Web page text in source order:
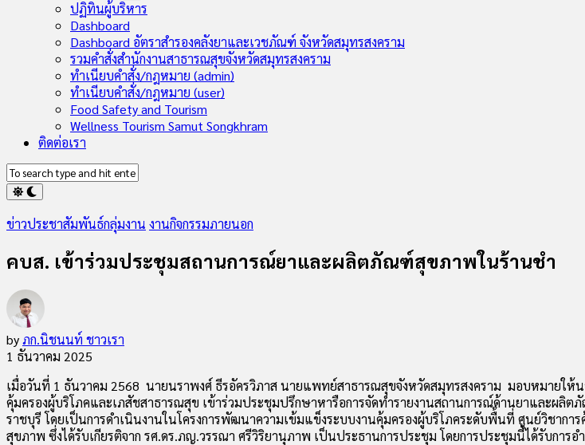
Child
Menu
ปฏิทินผู้บริหาร
Dashboard
Dashboard อัตราสำรองคลังยาและเวชภัณฑ์ จังหวัดสมุทรสงคราม
รวมคำสั่งสำนักงานสาธารณสุขจังหวัดสมุทรสงคราม
ทำเนียบคำสั่ง/กฎหมาย (admin)
ทำเนียบคำสั่ง/กฎหมาย (user)
Food Safety and Tourism
Wellness Tourism Samut Songkhram
ติดต่อเรา
ข่าวประชาสัมพันธ์กลุ่มงาน งานกิจกรรมภายนอก
คบส. เข้าร่วมประชุมสถานการณ์ยาและผลิตภัณฑ์สุขภาพในร้านชำ
byภก.นิชนนท์ ชาวเรา
1 ธันวาคม 2025
เมื่อวันที่ 1 ธันวาคม 2568 นายนราพงศ์ ธีรอัครวิภาส นายแพทย์สาธารณสุขจังหวัดสมุทรสงคราม มอบหมายให้
คุ้มครองผู้บริโภคและเภสัชสาธารณสุข เข้าร่วมประชุมปรึกษาหารือการจัดทำรายงานสถานการณ์ด้านยาและผ
ราชบุรี โดยเป็นการดำเนินงานในโครงการพัฒนาความเข้มแข็งระบบงานคุ้มครองผู้บริโภคระดับพื้นที่ ศูนย์วิชาก
สุขภาพ ซึ่งได้รับเกียรติจาก รศ.ดร.ภญ.วรรณา ศรีวิริยานุภาพ เป็นประธานการประชุม โดยการประชุมนี้ได้รับการ